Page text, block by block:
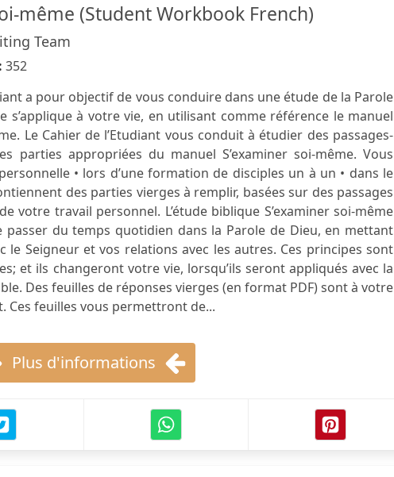
même (Student Workbook French)
Team
352
a pour objectif de vous conduire dans une étude de la Parole
s’applique à votre vie, en utilisant comme référence le manuel
Le Cahier de l’Etudiant vous conduit à étudier des passages-
parties appropriées du manuel S’examiner soi-même. Vous
• lors d’une formation de disciples un à un • dans le
des parties vierges à remplir, basées sur des passages
votre travail personnel. L’étude biblique S’examiner soi-même
du temps quotidien dans la Parole de Dieu, en mettant
le Seigneur et vos relations avec les autres. Ces principes sont
et ils changeront votre vie, lorsqu’ils seront appliqués avec la
Des feuilles de réponses vierges (en format PDF) sont à votre
Ces feuilles vous permettront de...
Plus d'informations